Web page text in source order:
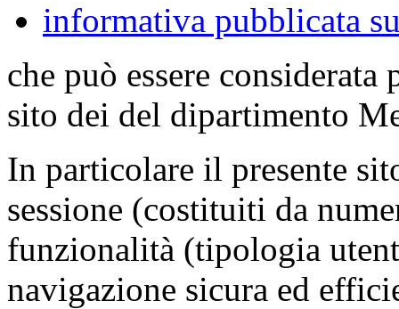
informativa pubblicata
che può essere
sito dei del dipartimento
In particolare il presente
sessione (costituiti da
funzionalità (tipologia
navigazione sicura ed